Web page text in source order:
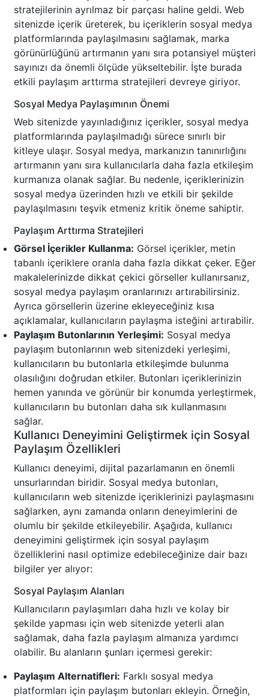
stratejilerinin ayrılmaz bir parçası haline geldi. Web
sitenizde içerik üreterek, bu içeriklerin sosyal medya
platformlarında paylaşılmasını sağlamak, marka
görünürlüğünü artırmanın yanı sıra potansiyel müşteri
sayınızı da önemli ölçüde yükseltebilir. İşte burada
etkili paylaşım arttırma stratejileri devreye giriyor.
Sosyal Medya Paylaşımının Önemi
Web sitenizde yayınladığınız içerikler, sosyal medya
platformlarında paylaşılmadığı sürece sınırlı bir
kitleye ulaşır. Sosyal medya, markanızın tanınırlığını
artırmanın yanı sıra kullanıcılarla daha fazla etkileşim
kurmanıza olanak sağlar. Bu nedenle, içeriklerinizin
sosyal medya üzerinden hızlı ve etkili bir şekilde
paylaşılmasını teşvik etmeniz kritik öneme sahiptir.
Paylaşım Arttırma Stratejileri
Görsel İçerikler Kullanma: Görsel içerikler, metin
tabanlı içeriklere oranla daha fazla dikkat çeker. Eğer
makalelerinizde dikkat çekici görseller kullanırsanız,
sosyal medya paylaşım oranlarınızı artırabilirsiniz.
Ayrıca görsellerin üzerine ekleyeceğiniz kısa
açıklamalar, kullanıcıların paylaşma isteğini artırabilir.
Paylaşım Butonlarının Yerleşimi: Sosyal medya
paylaşım butonlarının web sitenizdeki yerleşimi,
kullanıcıların bu butonlarla etkileşimde bulunma
olasılığını doğrudan etkiler. Butonları içeriklerinizin
hemen yanında ve görünür bir konumda yerleştirmek,
kullanıcıların bu butonları daha sık kullanmasını
sağlar.
Kullanıcı Deneyimini Geliştirmek için Sosyal
Paylaşım Özellikleri
Kullanıcı deneyimi, dijital pazarlamanın en önemli
unsurlarından biridir. Sosyal medya butonları,
kullanıcıların web sitenizde içeriklerinizi paylaşmasını
sağlarken, aynı zamanda onların deneyimlerini de
olumlu bir şekilde etkileyebilir. Aşağıda, kullanıcı
deneyimini geliştirmek için sosyal paylaşım
özelliklerini nasıl optimize edebileceğinize dair bazı
bilgiler yer alıyor:
Sosyal Paylaşım Alanları
Kullanıcıların paylaşımları daha hızlı ve kolay bir
şekilde yapması için web sitenizde yeterli alan
sağlamak, daha fazla paylaşım almanıza yardımcı
olabilir. Bu alanların şunları içermesi gerekir:
Paylaşım Alternatifleri: Farklı sosyal medya
platformları için paylaşım butonları ekleyin. Örneğin,